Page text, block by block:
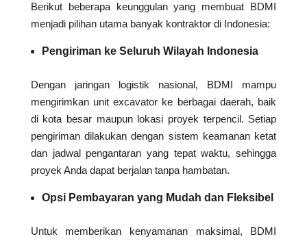
Berikut beberapa keunggulan yang membuat BDMI
menjadi pilihan utama banyak kontraktor di Indonesia:
Pengiriman ke Seluruh Wilayah Indonesia
Dengan jaringan logistik nasional, BDMI mampu
mengirimkan unit excavator ke berbagai daerah, baik
di kota besar maupun lokasi proyek terpencil. Setiap
pengiriman dilakukan dengan sistem keamanan ketat
dan jadwal pengantaran yang tepat waktu, sehingga
proyek Anda dapat berjalan tanpa hambatan.
Opsi Pembayaran yang Mudah dan Fleksibel
Untuk memberikan kenyamanan maksimal, BDMI